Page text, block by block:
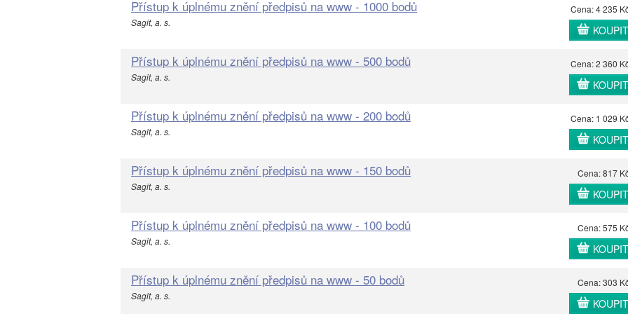
Přístup k úplnému znění předpisů na www - 1000 bodů
Sagit, a. s.
Cena: 4 235
KOUPIT
Přístup k úplnému znění předpisů na www - 500 bodů
Sagit, a. s.
Cena: 2 360
KOUPIT
Přístup k úplnému znění předpisů na www - 200 bodů
Sagit, a. s.
Cena: 1 029
KOUPIT
Přístup k úplnému znění předpisů na www - 150 bodů
Sagit, a. s.
Cena: 817
KOUPIT
Přístup k úplnému znění předpisů na www - 100 bodů
Sagit, a. s.
Cena: 575
KOUPIT
Přístup k úplnému znění předpisů na www - 50 bodů
Sagit, a. s.
Cena: 303
KOUPIT